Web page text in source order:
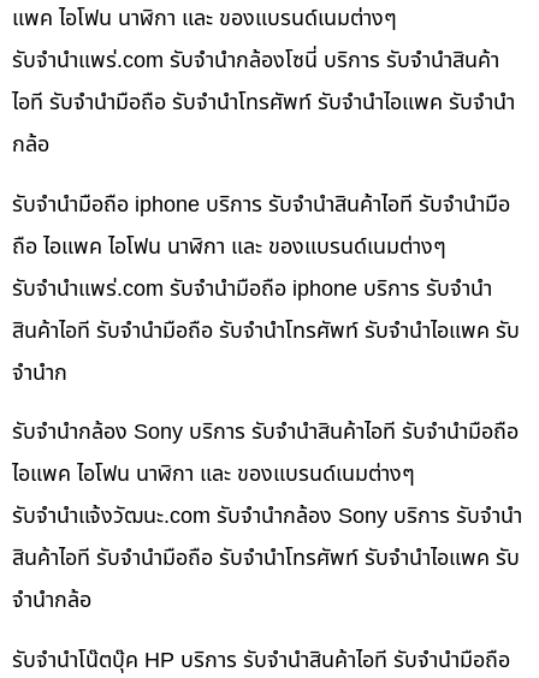
แพค ไอโฟน นาฬิกา และ ของแบรนด์เนมต่างๆ
รับจํานําแพร่.com รับจำนำกล้องโซนี่ บริการ รับจำนำสินค้า
ไอที รับจำนำมือถือ รับจำนำโทรศัพท์ รับจำนำไอแพค รับจำนำ
กล้อ
รับจำนำมือถือ iphone บริการ รับจำนำสินค้าไอที รับจำนำมือ
ถือ ไอแพค ไอโฟน นาฬิกา และ ของแบรนด์เนมต่างๆ
รับจํานําแพร่.com รับจำนำมือถือ iphone บริการ รับจำนำ
สินค้าไอที รับจำนำมือถือ รับจำนำโทรศัพท์ รับจำนำไอแพค รับ
จำนำก
รับจำนำกล้อง Sony บริการ รับจำนำสินค้าไอที รับจำนำมือถือ
ไอแพค ไอโฟน นาฬิกา และ ของแบรนด์เนมต่างๆ
รับจํานําแจ้งวัฒนะ.com รับจำนำกล้อง Sony บริการ รับจำนำ
สินค้าไอที รับจำนำมือถือ รับจำนำโทรศัพท์ รับจำนำไอแพค รับ
จำนำกล้อ
รับจำนำโน๊ตบุ๊ค HP บริการ รับจำนำสินค้าไอที รับจำนำมือถือ